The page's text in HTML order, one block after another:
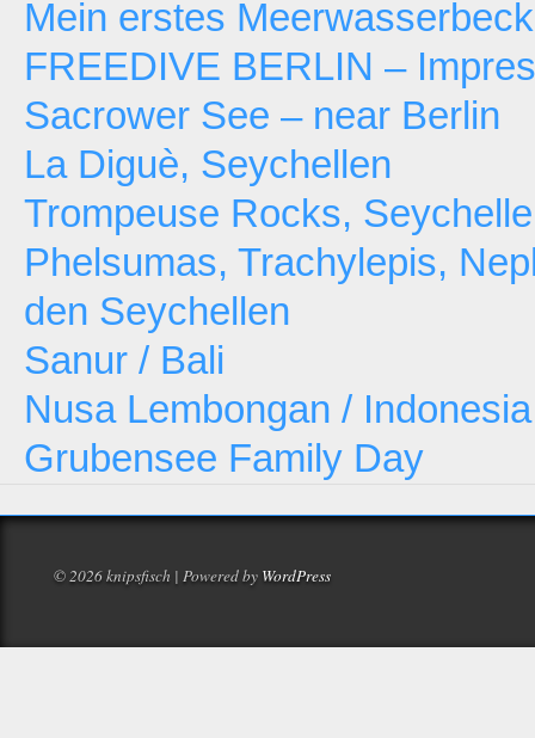
Mein erstes
FREEDIVE BERLIN –
Sacrower See – near Berlin
La Diguè, Seychellen
Trompeuse Rocks,
Phelsumas, Trachylepis,
den Seychellen
Sanur / Bali
Nusa Lembongan /
Grubensee Family Day
© 2026 knipsfisch | Powered by WordPress